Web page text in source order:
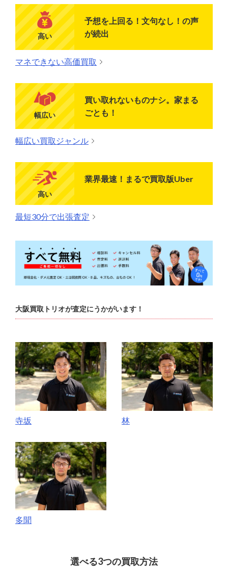
高い
予想を上回る！文句なし！の声
が続出
マネできない高価買取
幅広い
買い取れないものナシ。家まる
ごとも！
幅広い買取ジャンル
高い
業界最速！まるで買取版Uber
最短30分で出張査定
大阪買取トリオが査定にうかがいます！
寺坂 林
多聞
選べる3つの買取方法